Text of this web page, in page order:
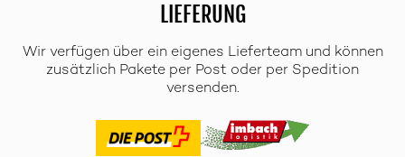
LIEFERUNG
Wir verfügen über ein eigenes Lieferteam und können
zusätzlich Pakete per Post oder per Spedition
versenden.